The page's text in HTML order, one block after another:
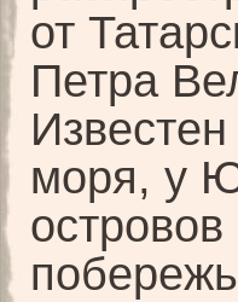
от
Петра
моря, у
островов